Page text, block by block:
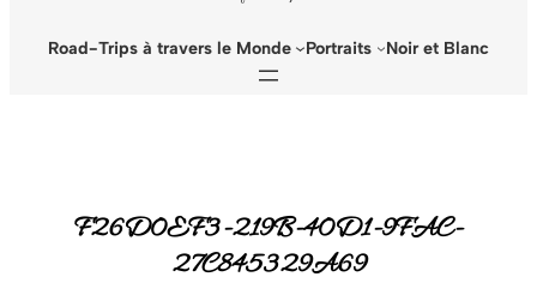
Road-Trips à travers le Monde Portraits Noir et Blanc
F26D0EF3-219B-40D1-9FAC-
27C845329A69